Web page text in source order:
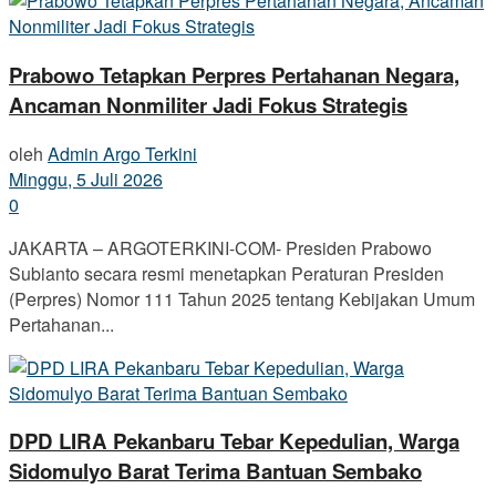
Prabowo Tetapkan Perpres Pertahanan Negara,
Ancaman Nonmiliter Jadi Fokus Strategis
oleh Admin Argo Terkini
Minggu, 5 Juli 2026
0
JAKARTA – ARGOTERKINI-COM- Presiden Prabowo
Subianto secara resmi menetapkan Peraturan Presiden
(Perpres) Nomor 111 Tahun 2025 tentang Kebijakan Umum
Pertahanan...
DPD LIRA Pekanbaru Tebar Kepedulian, Warga
Sidomulyo Barat Terima Bantuan Sembako